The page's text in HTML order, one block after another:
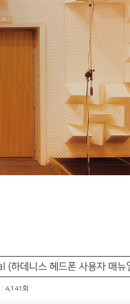
데니스 헤드폰 사용자 매뉴
4,141회